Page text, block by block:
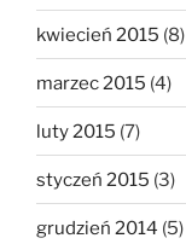
kwiecień 2015 (8)
marzec 2015 (4)
luty 2015 (7)
styczeń 2015 (3)
grudzień 2014 (5)